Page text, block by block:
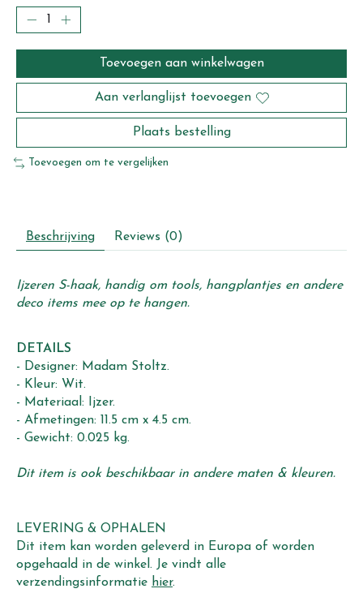
Toevoegen aan winkelwagen
Aan verlanglijst toevoegen
Plaats bestelling
Toevoegen om te vergelijken
Beschrijving Reviews (0)
Ijzeren S-haak, handig om tools, hangplantjes en andere
deco items mee op te hangen.
DETAILS
- Designer: Madam Stoltz.
- Kleur: Wit.
- Materiaal: Ijzer.
- Afmetingen: 11.5 cm x 4.5 cm.
- Gewicht: 0.025 kg.
Dit item is ook beschikbaar in andere maten & kleuren.
LEVERING & OPHALEN
Dit item kan worden geleverd in Europa of worden
opgehaald in de winkel. Je vindt alle
verzendingsinformatie hier.